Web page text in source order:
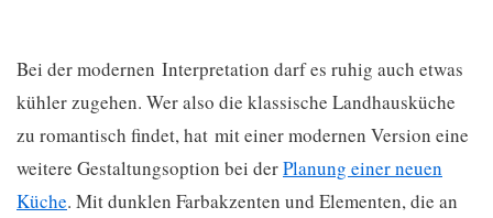
Bei der modernen Interpretation darf es ruhig auch etwas
kühler zugehen. Wer also die klassische Landhausküche
zu romantisch findet, hat mit einer modernen Version eine
weitere Gestaltungsoption bei derPlanung einer neuen
Küche. Mit dunklen Farbakzenten und Elementen, die an